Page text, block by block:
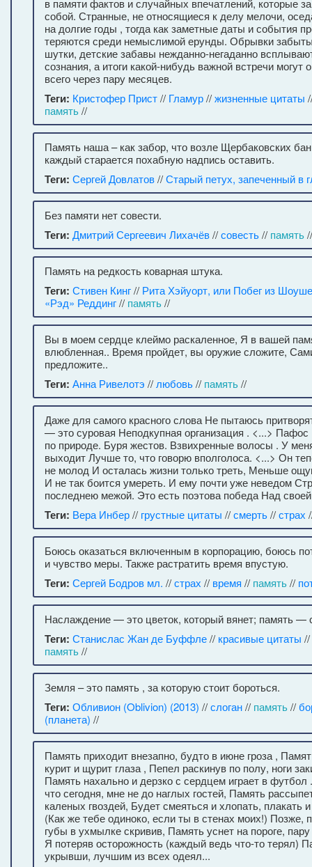
в памяти фактов и случайных впечатлений, которые
собой. Странные, не относящиеся к делу мелочи,
на долгие годы , тогда как заметные даты и события
теряются среди немыслимой ерунды. Обрывки
шутки, детские забавы нежданно-негаданно
сознания, а итоги какой-нибудь важной встречи могут
всего через пару месяцев.
Теги: Кристофер Прист// Гламур//жизненные цитаты
память//
Память наша – как забор, что возле Щербаковских
каждый старается похабную надпись оставить.
Теги: Сергей Довлатов//Старый петух, запеченный в
Без памяти нет совести.
Теги: Дмитрий Сергеевич Лихачёв//совесть// память//
Память на редкость коварная штука.
Теги: Стивен Кинг// Рита Хэйуорт, или Побег из
«Рэд» Реддинг// память//
Вы в моем сердце клеймо раскаленное, Я в вашей
влюбленная.. Время пройдет, вы оружие сложите,
предложите..
Теги: Анна Ривелотэ // любовь// память//
Даже для самого красного слова Не пытаюсь
— это суровая Неподкупная организация . <...> Пафос
по природе. Буря жестов. Взвихренные волосы . У
выходит Лучше то, что говорю вполголоса. <...> Он
не молод И осталась жизни только треть, Меньше
И не так боится умереть. И ему почти уже неведом
последнею межой. Это есть поэтова победа Над
Теги: Вера Инбер// грустные цитаты //смерть//страх
Боюсь оказаться включенным в корпорацию, боюсь
и чувство меры. Также растратить время впустую.
Теги: Сергей Бодров мл. //страх // время // память//
Наслаждение — это цветок, который вянет; память —
Теги: Станислас Жан де Буффле// красивые цитаты //
память//
Земля – это память , за которую стоит бороться.
Теги: Обливион (Oblivion) (2013) //слоган// память//
(планета) //
Память приходит внезапно, будто в июне гроза ,
курит и щурит глаза , Пепел раскинув по полу, ноги
Память нахально и дерзко с сердцем играет в футбол
что сегодня, мне не до наглых гостей, Память
каленых гвоздей, Будет смеяться и хлопать, плакать
(Как же тебе одиноко, если ты в стенах моих!) Позже,
губы в ухмылке скривив, Память уснет на пороге,
Я потеряв осторожность (каждый ведь что-то терял)
укрывши, лучшим из всех одеял...